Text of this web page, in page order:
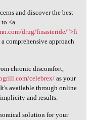
and discover the best
<a
drug/finasteride/">fi
comprehensive approach
chronic discomfort,
celebrex/as your
available through online
and results.
solution for your